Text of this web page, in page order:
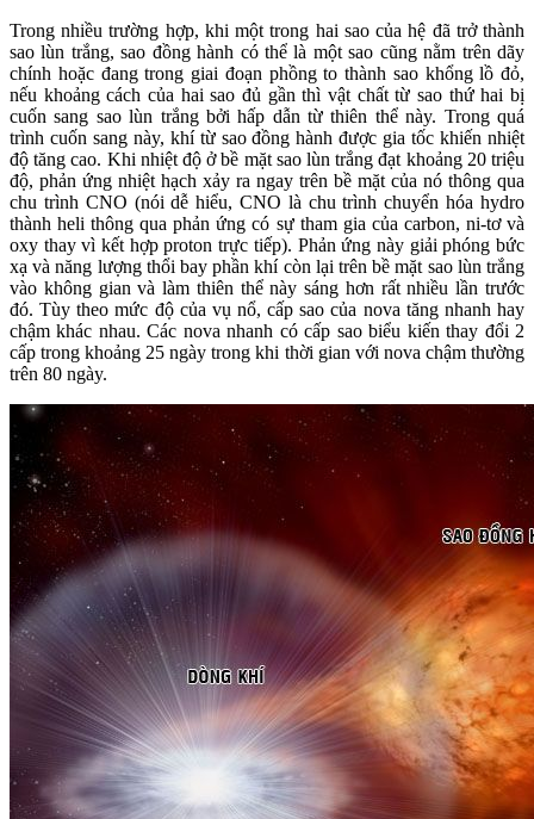
Trong nhiều trường hợp, khi một trong hai sao của hệ đã trở thành
sao lùn trắng, sao đồng hành có thể là một sao cũng nằm trên dãy
chính hoặc đang trong giai đoạn phồng to thành sao khổng lồ đỏ,
nếu khoảng cách của hai sao đủ gần thì vật chất từ sao thứ hai bị
cuốn sang sao lùn trắng bởi hấp dẫn từ thiên thể này. Trong quá
trình cuốn sang này, khí từ sao đồng hành được gia tốc khiến nhiệt
độ tăng cao. Khi nhiệt độ ở bề mặt sao lùn trắng đạt khoảng 20 triệu
độ, phản ứng nhiệt hạch xảy ra ngay trên bề mặt của nó thông qua
chu trình CNO (nói dễ hiểu, CNO là chu trình chuyển hóa hydro
thành heli thông qua phản ứng có sự tham gia của carbon, ni-tơ và
oxy thay vì kết hợp proton trực tiếp). Phản ứng này giải phóng bức
xạ và năng lượng thổi bay phần khí còn lại trên bề mặt sao lùn trắng
vào không gian và làm thiên thể này sáng hơn rất nhiều lần trước
đó. Tùy theo mức độ của vụ nổ, cấp sao của nova tăng nhanh hay
chậm khác nhau. Các nova nhanh có cấp sao biểu kiến thay đổi 2
cấp trong khoảng 25 ngày trong khi thời gian với nova chậm thường
trên 80 ngày.